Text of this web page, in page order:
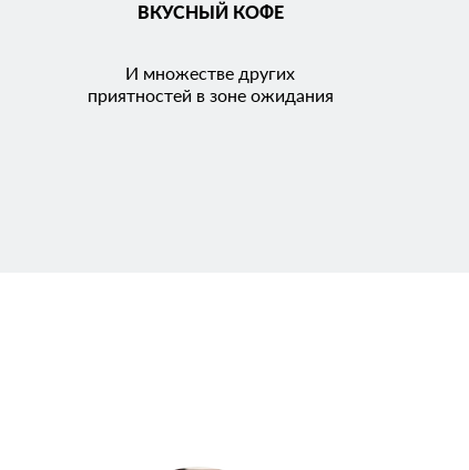
ВКУСНЫЙ КОФЕ
И множестве других
приятностей в зоне ожидания